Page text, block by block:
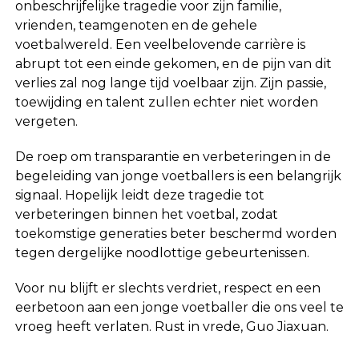
onbeschrijfelijke tragedie voor zijn familie,
vrienden, teamgenoten en de gehele
voetbalwereld. Een veelbelovende carrière is
abrupt tot een einde gekomen, en de pijn van dit
verlies zal nog lange tijd voelbaar zijn. Zijn passie,
toewijding en talent zullen echter niet worden
vergeten.
De roep om transparantie en verbeteringen in de
begeleiding van jonge voetballers is een belangrijk
signaal. Hopelijk leidt deze tragedie tot
verbeteringen binnen het voetbal, zodat
toekomstige generaties beter beschermd worden
tegen dergelijke noodlottige gebeurtenissen.
Voor nu blijft er slechts verdriet, respect en een
eerbetoon aan een jonge voetballer die ons veel te
vroeg heeft verlaten. Rust in vrede, Guo Jiaxuan.